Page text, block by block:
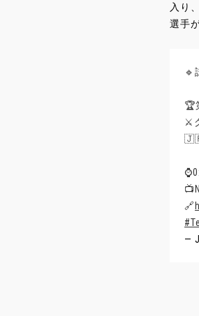
入り
選手
🔹
🏆
⚔️
🇯🇵
🔗
—